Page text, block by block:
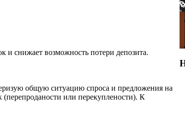
и снижает возможность потери депозита.
общую ситуацию спроса и предложения на
или перекуплености). К